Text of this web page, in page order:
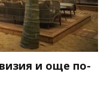
и още по-